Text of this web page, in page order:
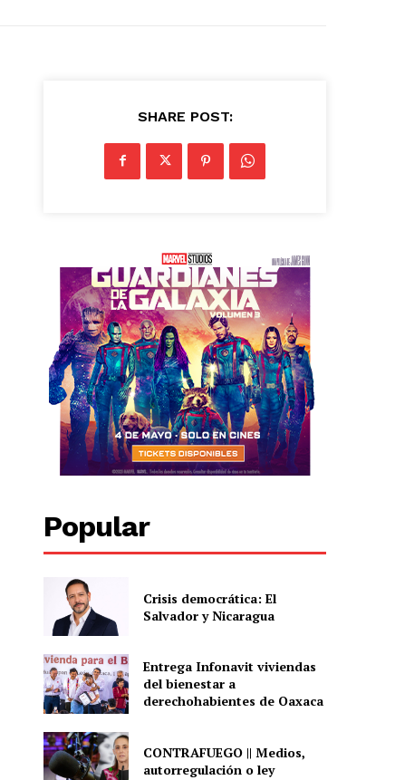
SHARE POST:
Popular
Crisis democrática: El
Salvador y Nicaragua
Entrega Infonavit viviendas
del bienestar a
derechohabientes de Oaxaca
CONTRAFUEGO || Medios,
autorregulación o ley